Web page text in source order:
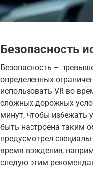
Безопасность
Безопасность –
определенных
использовать VR во
сложных дорожных
минут, чтобы избежать
быть настроена таким
предусмотрел
время вождения,
следую этим